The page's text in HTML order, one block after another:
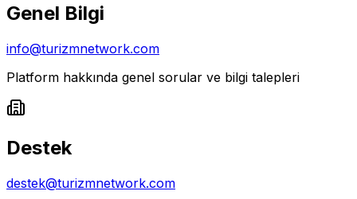
Genel Bilgi
info@turizmnetwork.com
Platform hakkında genel sorular ve bilgi talepleri
Destek
destek@turizmnetwork.com